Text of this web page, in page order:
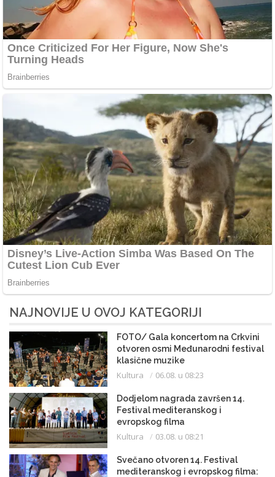
NAJNOVIJE U OVOJ KATEGORIJI
FOTO/ Gala koncertom na Crkvini
otvoren osmi Međunarodni festival
klasične muzike
Kultura 06.08. u 08:23
Dodjelom nagrada završen 14.
Festival mediteranskog i
evropskog filma
Kultura 03.08. u 08:21
Svečano otvoren 14. Festival
mediteranskog i evropskog filma: